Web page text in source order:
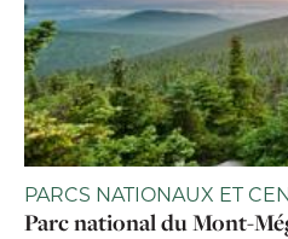
PARCS NATIONAUX ET
Parc national du Mont-